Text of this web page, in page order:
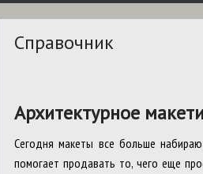
Справочник
Архитектурное
Сегодня макеты все больше
помогает продавать то, чего еще